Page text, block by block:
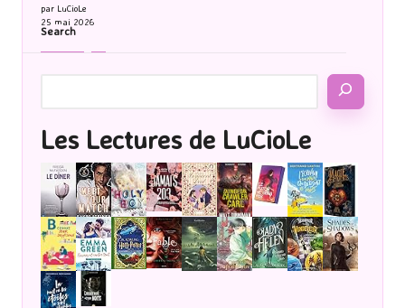
par LuCioLe
25 mai 2026
Search
Les Lectures de LuCioLe